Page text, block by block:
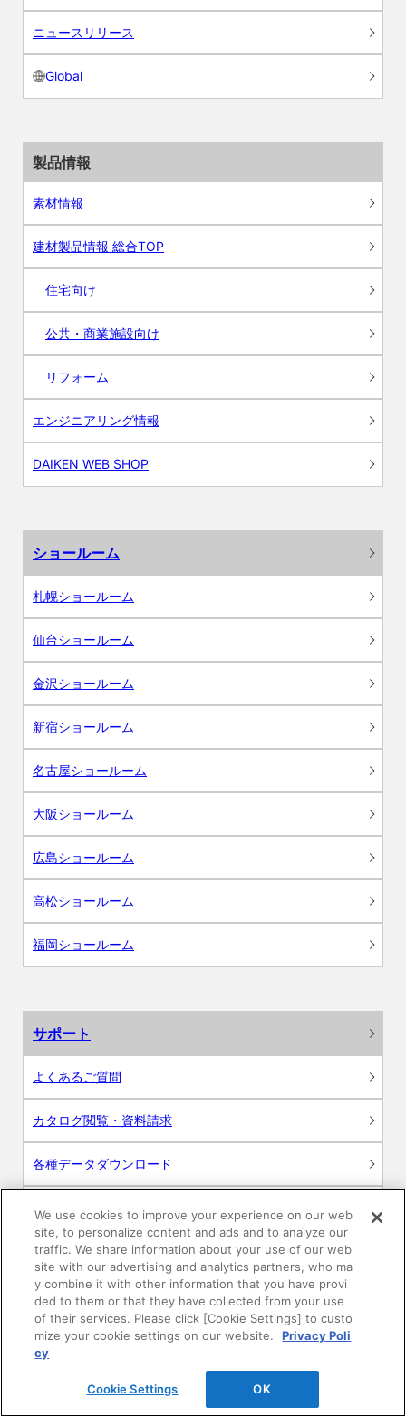
ニュースリリース
Global
製品情報
素材情報
建材製品情報 総合TOP
住宅向け
公共・商業施設向け
リフォーム
エンジニアリング情報
DAIKEN WEB SHOP
ショールーム
札幌ショールーム
仙台ショールーム
金沢ショールーム
新宿ショールーム
名古屋ショールーム
大阪ショールーム
広島ショールーム
高松ショールーム
福岡ショールーム
サポート
よくあるご質問
カタログ閲覧・資料請求
各種データダウンロード
WEB見積・各種シミュレーション
交換用部品の購入
修理・点検
お問い合わせ
We use cookies to improve your experience on our web
site, to personalize content and ads and to analyze our
traffic. We share information about your use of our web
site with our advertising and analytics partners, who ma
y combine it with other information that you have provi
ded to them or that they have collected from your use
of their services. Please click [Cookie Settings] to custo
mize your cookie settings on our website.
Privacy Poli
cy
Cookie Settings OK